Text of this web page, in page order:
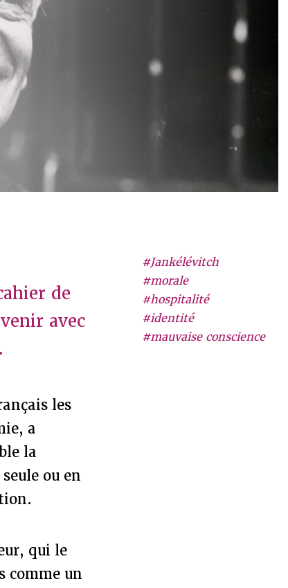
#Jankélévitch
#morale
#hospitalité
#identité
#mauvaise conscience
de
avec
les
a
la
ou en
qui le
comme un